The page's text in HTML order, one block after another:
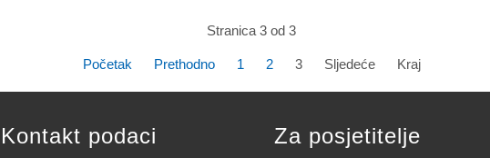
Stranica 3 od 3
Početak Prethodno 1 2 3 Sljedeće Kraj
Kontakt podaci Za posjetitelje